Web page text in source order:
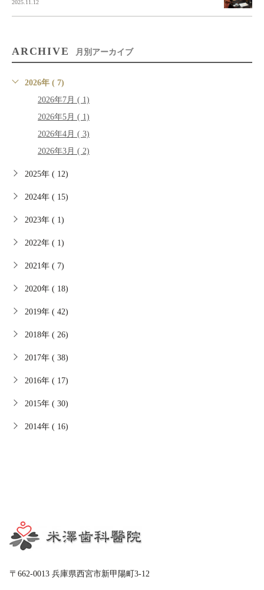
2025.11.12
ARCHIVE 月別アーカイブ
2026年 ( 7)
2026年7月 ( 1)
2026年5月 ( 1)
2026年4月 ( 3)
2026年3月 ( 2)
2025年 ( 12)
2024年 ( 15)
2023年 ( 1)
2022年 ( 1)
2021年 ( 7)
2020年 ( 18)
2019年 ( 42)
2018年 ( 26)
2017年 ( 38)
2016年 ( 17)
2015年 ( 30)
2014年 ( 16)
〒662-0013 兵庫県西宮市新甲陽町3-12